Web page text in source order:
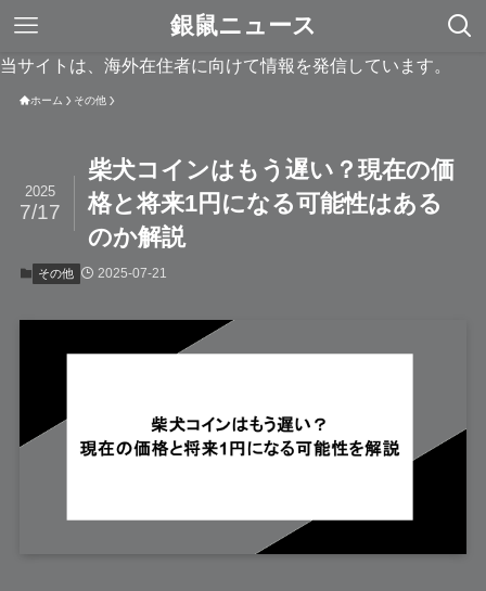
銀鼠ニュース
当サイトは、海外在住者に向けて情報を発信しています。
ホーム その他
柴犬コインはもう遅い？現在の価
格と将来1円になる可能性はある
のか解説
2025
7/17
その他 2025-07-21